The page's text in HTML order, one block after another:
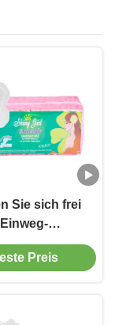
Sie sich frei
Einweg-
Preis